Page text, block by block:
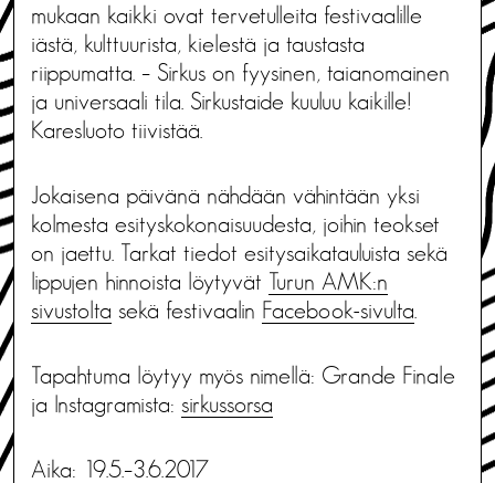
mukaan kaikki ovat tervetulleita festivaalille
iästä, kulttuurista, kielestä ja taustasta
riippumatta. – Sirkus on fyysinen, taianomainen
ja universaali tila. Sirkustaide kuuluu kaikille!
Karesluoto tiivistää.
Jokaisena päivänä nähdään vähintään yksi
kolmesta esityskokonaisuudesta, joihin teokset
on jaettu. Tarkat tiedot esitysaikatauluista sekä
lippujen hinnoista löytyvät Turun AMK:n
sivustolta sekä festivaalin Facebook-sivulta
Tapahtuma löytyy myös nimellä: Grande Finale
ja Instagramista: sirkussorsa
Aika: 19.5.–3.6.2017